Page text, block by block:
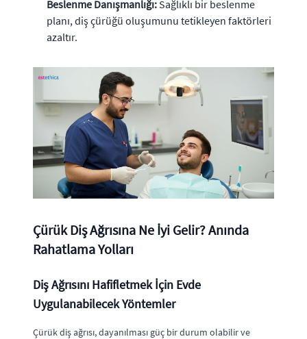
Beslenme Danışmanlığı: Sağlıklı bir beslenme
planı, diş çürüğü oluşumunu tetikleyen faktörleri
azaltır.
Çürük Diş Ağrısına Ne İyi Gelir? Anında
Rahatlama Yolları
Diş Ağrısını Hafifletmek İçin Evde
Uygulanabilecek Yöntemler
Çürük diş ağrısı, dayanılması güç bir durum olabilir ve